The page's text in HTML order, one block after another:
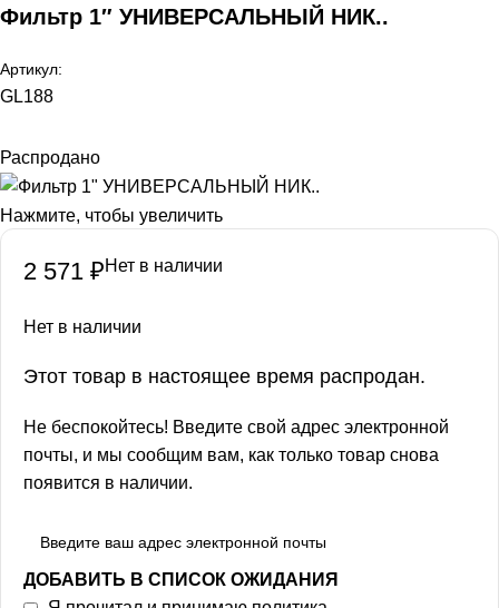
Фильтр 1″ УНИВЕРСАЛЬНЫЙ НИК..
Артикул:
GL188
Распродано
Нажмите, чтобы увеличить
2 571 ₽Нет в наличии
Нет в наличии
Этот товар в настоящее время распродан.
Не беспокойтесь! Введите свой адрес электронной
почты, и мы сообщим вам, как только товар снова
появится в наличии.
ДОБАВИТЬ В СПИСОК ОЖИДАНИЯ